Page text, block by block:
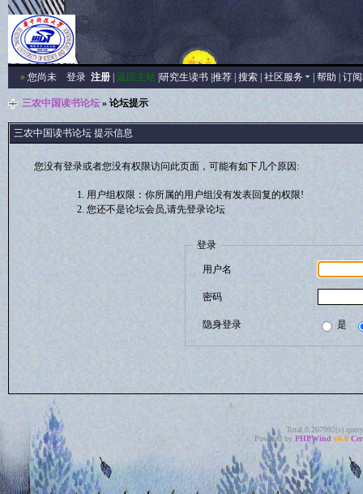
»您尚未 登录 注册| 返回主站| 研究生读书| 推荐| 搜索| 社区服务 帮助 订
三农中国读书论坛» 论坛提示
三农中国读书论坛 提示信息
您没有登录或者您没有权限访问此页面，可能有如下几个原因:
用户组权限：你所属的用户组没有发表回复的权限!
您还不是论坛会员,请先登录论坛
登录
用户名
密码
隐身登录 是
Total 0.267992(s)
Powered by PHPWind v6.0